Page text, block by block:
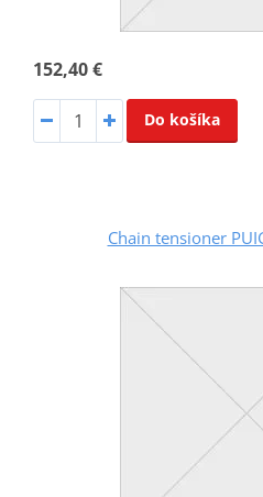
152,40 €
Do košíka
Chain tensioner